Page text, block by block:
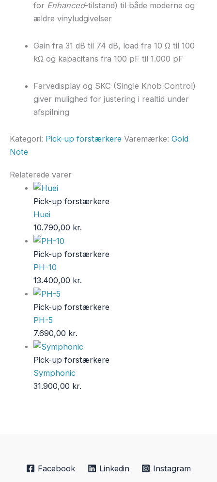
for Enhanced-tilstand) til både moderne og
ældre vinyludgivelser
Gain fra 31 dB til 74 dB, load fra 10 Ω til 100
kΩ og kapacitans fra 100 pF til 1.000 pF
Farvedisplay og SKC (Single Knob Control)
giver mulighed for justering i realtid under
afspilning
Kategori: Pick-up forstærkere Varemærke: Gold
Note
Relaterede varer
Pick-up forstærkere
Huei
10.790,00 kr.
Pick-up forstærkere
PH-10
13.400,00 kr.
Pick-up forstærkere
PH-5
7.690,00 kr.
Pick-up forstærkere
Symphonic
31.900,00 kr.
Facebook Linkedin Instagram